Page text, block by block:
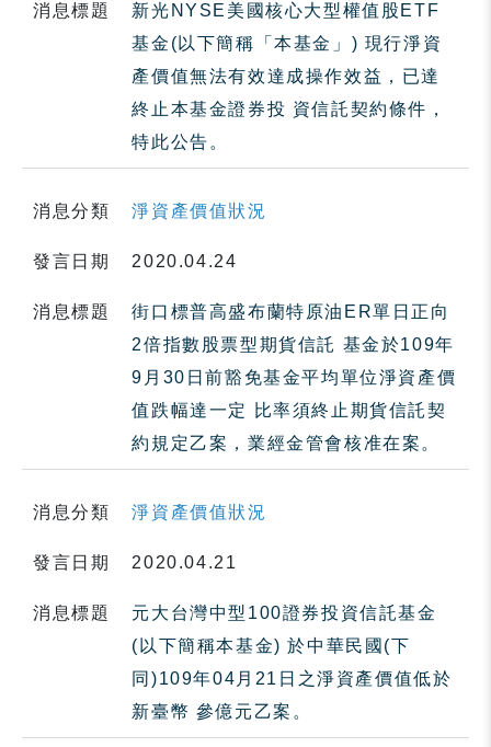
消息標題
新光NYSE美國核心大型權值股ETF
基金(以下簡稱「本基金」) 現行淨資
產價值無法有效達成操作效益，已達
終止本基金證券投 資信託契約條件，
特此公告。
消息分類 淨資產價值狀況
發言日期 2020.04.24
消息標題
街口標普高盛布蘭特原油ER單日正向
2倍指數股票型期貨信託 基金於109年
9月30日前豁免基金平均單位淨資產價
值跌幅達一定 比率須終止期貨信託契
約規定乙案，業經金管會核准在案。
消息分類 淨資產價值狀況
發言日期 2020.04.21
消息標題
元大台灣中型100證券投資信託基金
(以下簡稱本基金) 於中華民國(下
同)109年04月21日之淨資產價值低於
新臺幣 參億元乙案。